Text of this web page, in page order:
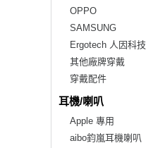
OPPO
SAMSUNG
Ergotech 人因科技
其他廠牌穿戴
穿戴配件
耳機/喇叭
Apple 專用
aibo鈞嵐耳機喇叭